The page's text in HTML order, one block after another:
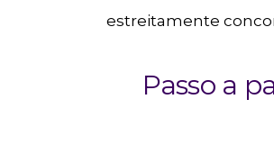
estreitamente
Passo a